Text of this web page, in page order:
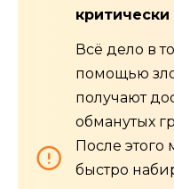
Всё дело в
помощью
получают
обманутых
После
быстро